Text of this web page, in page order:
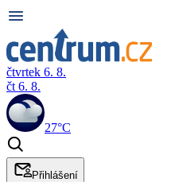
čtvrtek 6. 8.
čt 6. 8.
27°C
Přihlášení